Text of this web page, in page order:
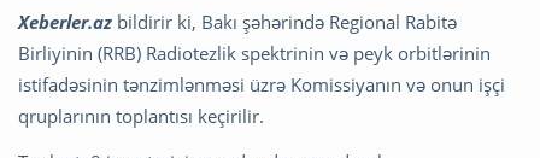
Xeberler.az bildirir ki, Bakı şəhərində Regional Rabitə
Birliyinin (RRB) Radiotezlik spektrinin və peyk orbitlərinin
istifadəsinin tənzimlənməsi üzrə Komissiyanın və onun işçi
qruplarının toplantısı keçirilir.